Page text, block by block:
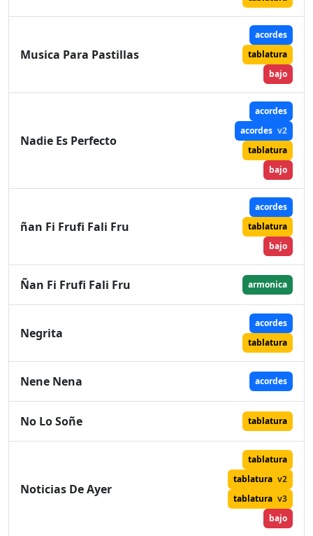
Musica Para Pastillas
acordes
tablatura
bajo
Nadie Es Perfecto
acordes
acordes v2
tablatura
bajo
ñan Fi Frufi Fali Fru
acordes
tablatura
bajo
Ñan Fi Frufi Fali Fru armonica
Negrita
acordes
tablatura
Nene Nena acordes
No Lo Soñe tablatura
Noticias De Ayer
tablatura
tablatura v2
tablatura v3
bajo